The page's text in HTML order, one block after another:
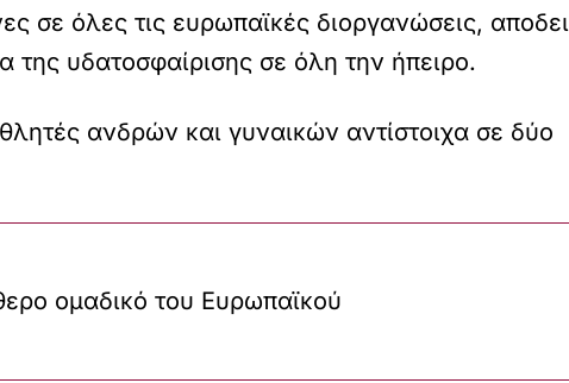
όλες τις ευρωπαϊκές διοργανώσεις,
της υδατοσφαίρισης σε όλη την ήπειρο.
ανδρών και γυναικών αντίστοιχα σε δύο
ομαδικό του Ευρωπαϊκού